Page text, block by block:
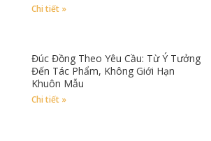
Chi tiết »
Đúc Đồng Theo Yêu Cầu: Từ Ý Tưởng
Đến Tác Phẩm, Không Giới Hạn
Khuôn Mẫu
Chi tiết »